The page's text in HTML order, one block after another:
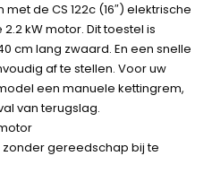
de CS 122c (16″) elektrische
kW motor. Dit toestel is
cm lang zwaard. En een snelle
af te stellen. Voor uw
een manuele kettingrem,
van terugslag.
gereedschap bij te